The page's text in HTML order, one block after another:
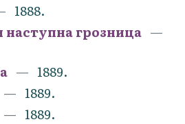
1888.
наступна грозница
1889.
1889.
1889.